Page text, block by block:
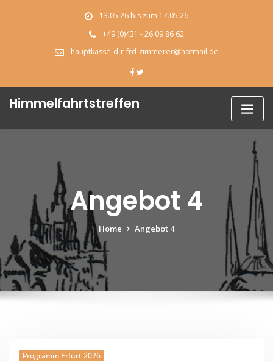
13.05.26 bis zum 17.05.26
+49 (0)431 - 26 09 86 62
hauptkasse-d-r-frd-zimmerer@hotmail.de
Himmelfahrtstreffen
Angebot 4
Home Angebot 4
Programm Erfurt 2026